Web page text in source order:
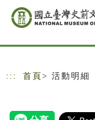
跳到主要內容
網站導覽
::: 首頁 > 活動明細